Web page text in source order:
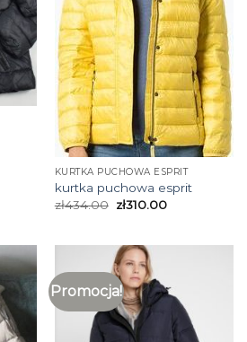
KURTKA PUCHOWA ESPRIT
kurtka puchowa esprit
zł434.00 zł310.00
Promocja!